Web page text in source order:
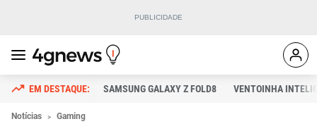
SAMSUNG GALAXY Z FOLD8 VENTOINHA
Notícias Gaming